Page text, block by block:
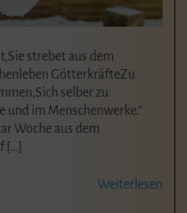
strebet aus dem
GötterkräfteZu
selber zu
und im Menschenwerke.“
Woche aus dem
[…]
Weiterlesen